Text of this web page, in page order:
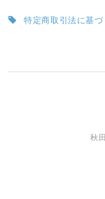
特定商取引法に基
秋